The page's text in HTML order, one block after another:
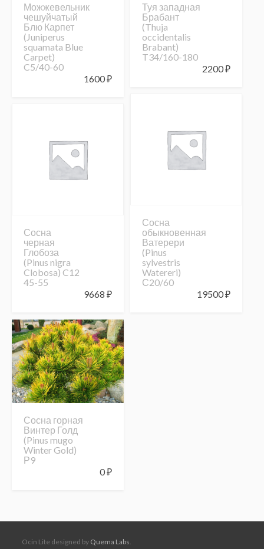
Можжевельник
чешуйчатый
Блю Карпет
(Juniperus
squamata Blue
Carpet)
C5/40-60
1600₽
Туя западная
Брабант
(Thuja
occidentalis
Brabant)
T34/160-180
2200₽
Сосна
обыкновенная
Ватерери
(Pinus
sylvestris
Watereri)
С20/60
19500₽
Сосна
черная
Глобоза
(Pinus nigra
Clobosa) C12
45-55
9668 ₽
Сосна горная
Винтер Голд
(Pinus mugo
Winter Gold)
Р9
0₽
Ocin Lite designed by Quema Labs.